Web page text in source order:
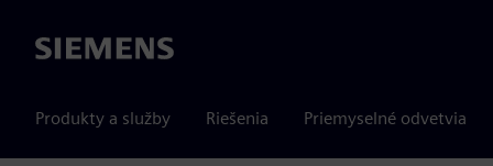
Siemens
Produkty a služby Riešenia Priemyselné odvetvia